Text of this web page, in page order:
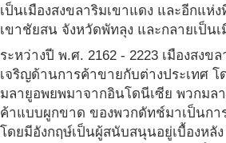
เป็นเมืองสงขลาริมเขาแดง และอีกแห่
เขาชัยสน จังหวัดพัทลุง และกลายเป็นเ
ระหว่างปี พ.ศ. 2162 - 2223 เมืองสงข
เจริญด้านการค้าขายกับต่างประเทศ โ
มลายูอพยพมาจากอินโดนีเซีย พวกมล
ค้าแบบผูกขาด ของพวกดัทช์มาเป็นกา
โดยมีอังกฤษ์เป็นผู้สนับสนุนอยู่เบื้องหลัง